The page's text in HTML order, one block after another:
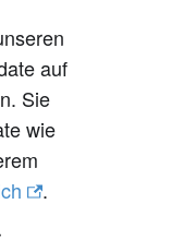
auf
Sie
wie
.